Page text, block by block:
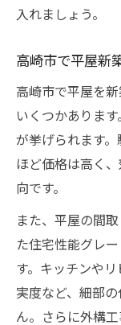
入れましょう。
高崎市で平屋新
高崎市で平屋を
いくつかありま
が挙げられます
ほど価格は高く
向です。
また、平屋の間
た住宅性能グレ
す。キッチンや
実度など、細部
ん。さらに外構